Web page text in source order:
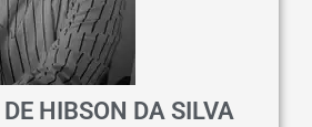
HIBSON DA SILVA